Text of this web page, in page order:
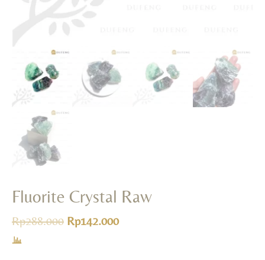
Fluorite Crystal Raw
Rp288.000 Rp142.000